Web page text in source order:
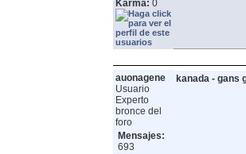
Karma: 0
auonagene
Usuario
Experto
bronce del
foro
Mensajes:
693
kanada - gans